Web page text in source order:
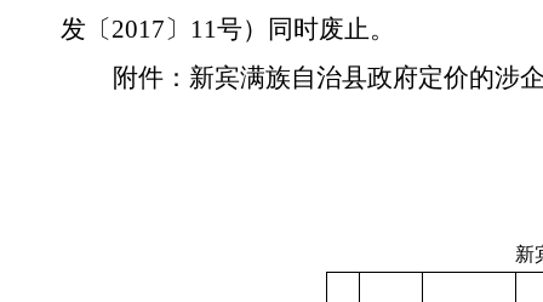
发 〔2017〕 11号）
同时废止。
附件： 新宾满族自治县政府定价的涉
新